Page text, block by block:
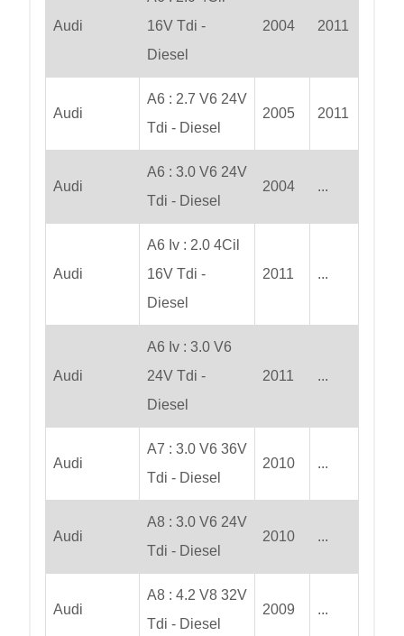
Audi
16V Tdi -
Diesel
2004 2011
Audi
A6 : 2.7 V6 24V
Tdi - Diesel
2005 2011
Audi
A6 : 3.0 V6 24V
Tdi - Diesel
2004 ...
Audi
A6 Iv : 2.0 4Cil
16V Tdi -
Diesel
2011 ...
Audi
A6 Iv : 3.0 V6
24V Tdi -
Diesel
2011 ...
Audi
A7 : 3.0 V6 36V
Tdi - Diesel
2010 ...
Audi
A8 : 3.0 V6 24V
Tdi - Diesel
2010 ...
Audi
A8 : 4.2 V8 32V
Tdi - Diesel
2009 ...